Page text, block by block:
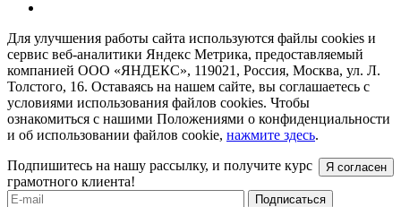
Для улучшения работы сайта используются файлы cookies и
сервис веб-аналитики Яндекс Метрика, предоставляемый
компанией ООО «ЯНДЕКС», 119021, Россия, Москва, ул. Л.
Толстого, 16. Оставаясь на нашем сайте, вы соглашаетесь с
условиями использования файлов cookies. Чтобы
ознакомиться с нашими Положениями о конфиденциальности
и об использовании файлов cookie, нажмите здесь.
Я согласен
Подпишитесь на нашу рассылку, и получите курс
грамотного клиента!